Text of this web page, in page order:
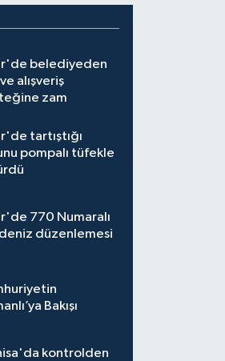
belediyeden
alışveriş
zam
tartıştığı
pompalı tüfekle
770 Numaralı
düzenlemesi
Bakışı
kontrolden